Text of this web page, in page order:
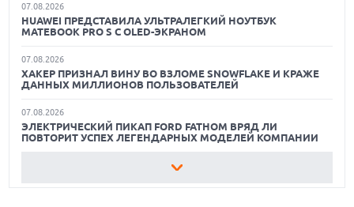
ЛУЧШИЕ АВТОНОМНЫЕ ГАЗОНОКОСИЛКИ В 2026 ГОДУ
КАК БЕЗОПАСНО КУПИТЬ Б/У СМАРТФОН
07.08.2026
HUAWEI ПРЕДСТАВИЛА УЛЬТРАЛЕГКИЙ НОУТБУК
MATEBOOK PRO S С OLED-ЭКРАНОМ
07.08.2026
ХАКЕР ПРИЗНАЛ ВИНУ ВО ВЗЛОМЕ SNOWFLAKE И КРАЖЕ
ДАННЫХ МИЛЛИОНОВ ПОЛЬЗОВАТЕЛЕЙ
07.08.2026
ЭЛЕКТРИЧЕСКИЙ ПИКАП FORD FATHOM ВРЯД ЛИ
ПОВТОРИТ УСПЕХ ЛЕГЕНДАРНЫХ МОДЕЛЕЙ КОМПАНИИ